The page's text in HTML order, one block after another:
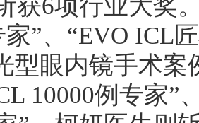
获6项行业大奖
家”、“EVO ICL
型眼内镜手术
10000例专家”